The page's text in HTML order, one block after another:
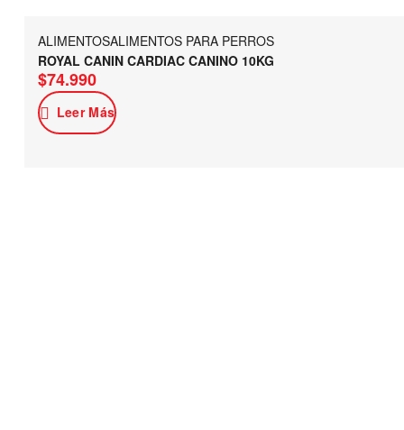
ALIMENTOSALIMENTOS PARA PERROS
ROYAL CANIN CARDIAC CANINO 10KG
$74.990
Leer Más